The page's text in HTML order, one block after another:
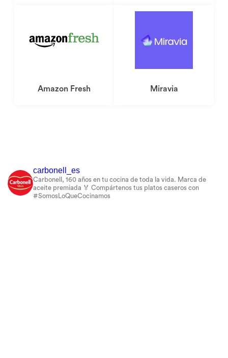
Amazon Fresh Miravia
carbonell_es
Carbonell, 160 años en tu cocina de toda la vida. Marca de
aceite premiada 🏅 Compártenos tus platos caseros con
#SomosLoQueCocinamos